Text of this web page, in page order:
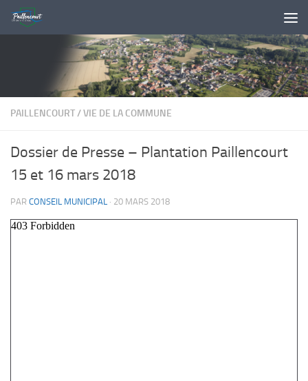
Skip to content
PAILLENCOURT/VIE DE LA COMMUNE
Dossier de Presse – Plantation Paillencourt
15 et 16 mars 2018
PAR CONSEIL MUNICIPAL · 20 MARS 2018